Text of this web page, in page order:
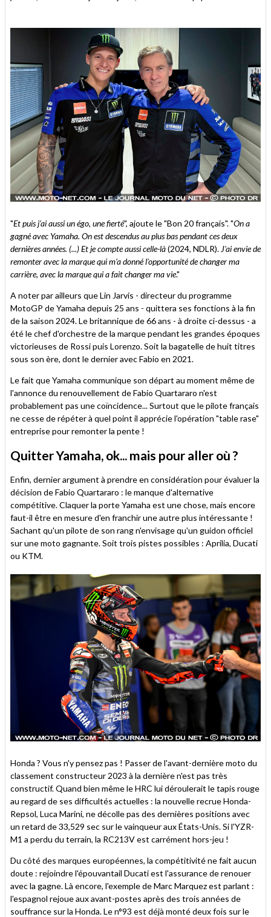
"Et puis j'ai aussi un égo, une fierté", ajoute le "Bon 20 français". "On a
gagné avec Yamaha. On est descendus au plus bas pendant ces deux
dernières années. (...) Et je compte aussi celle-là(2024, NDLR). J'ai envie de
remonter avec la marque qui m'a donné l'opportunité de changer ma
carrière, avec la marque qui a fait changer ma vie."
A noter par ailleurs que Lin Jarvis - directeur du programme
MotoGP de Yamaha depuis 25 ans - quittera ses fonctions à la fin
de la saison 2024. Le britannique de 66 ans - à droite ci-dessus - a
été le chef d'orchestre de la marque pendant les grandes époques
victorieuses de Rossi puis Lorenzo. Soit la bagatelle de huit titres
sous son ère, dont le dernier avec Fabio en 2021.
Le fait que Yamaha communique son départ au moment même de
l'annonce du renouvellement de Fabio Quartararo n'est
probablement pas une coïncidence... Surtout que le pilote français
ne cesse de répéter à quel point il apprécie l'opération "table rase"
entreprise pour remonter la pente !
Quitter Yamaha, ok... mais pour aller où ?
Enfin, dernier argument à prendre en considération pour évaluer la
décision de Fabio Quartararo : le manque d'alternative
compétitive. Claquer la porte Yamaha est une chose, mais encore
faut-il être en mesure d'en franchir une autre plus intéressante !
Sachant qu'un pilote de son rang n'envisage qu'un guidon officiel
sur une moto gagnante. Soit trois pistes possibles : Aprilia, Ducati
ou KTM.
Honda ? Vous n'y pensez pas ! Passer de l'avant-dernière moto du
classement constructeur 2023 à la dernière n'est pas très
constructif. Quand bien même le HRC lui déroulerait le tapis rouge
au regard de ses difficultés actuelles : la nouvelle recrue Honda-
Repsol, Luca Marini, ne décolle pas des dernières positions avec
un retard de 33,529 sec sur le vainqueur aux États-Unis. Si l'YZR-
M1 a perdu du terrain, la RC213V est carrément hors-jeu !
Du côté des marques européennes, la compétitivité ne fait aucun
doute : rejoindre l'épouvantail Ducati est l'assurance de renouer
avec la gagne. Là encore, l'exemple de Marc Marquez est parlant :
l'espagnol rejoue aux avant-postes après des trois années de
souffrance sur la Honda. Le n°93 est déjà monté deux fois sur le